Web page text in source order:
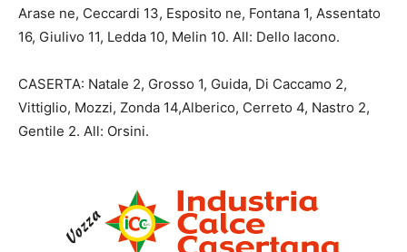
Arase ne, Ceccardi 13, Esposito ne, Fontana 1, Assentato
16, Giulivo 11, Ledda 10, Melin 10. All: Dello Iacono.
CASERTA: Natale 2, Grosso 1, Guida, Di Caccamo 2,
Vittiglio, Mozzi, Zonda 14,Alberico, Cerreto 4, Nastro 2,
Gentile 2. All: Orsini.